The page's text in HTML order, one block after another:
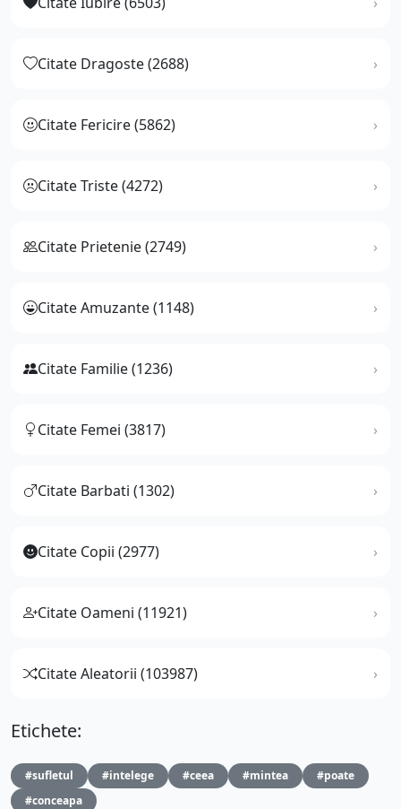
Citate Dragoste (2688)
Citate Fericire (5862)
Citate Triste (4272)
Citate Prietenie (2749)
Citate Amuzante (1148)
Citate Familie (1236)
Citate Femei (3817)
Citate Barbati (1302)
Citate Copii (2977)
Citate Oameni (11921)
Citate Aleatorii (103987)
Etichete:
#sufletul #intelege #ceea #mintea
#poate
#conceapa